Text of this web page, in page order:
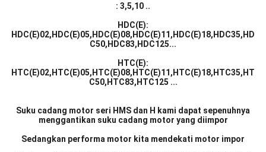
: 3,5,10 ..
HDC(E):
HDC(E)02,HDC(E)05,HDC(E)08,HDC(E)11,HDC(E)18,HDC35,HD
C50,HDC83,HDC125...
HTC(E):
HTC(E)02,HTC(E)05,HTC(E)08,HTC(E)11,HTC(E)18,HTC35,HT
C50,HTC83,HTC125 ...
Suku cadang motor seri HMS dan H kami dapat sepenuhnya
menggantikan suku cadang motor yang diimpor
Sedangkan performa motor kita mendekati motor impor